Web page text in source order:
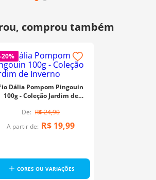
-20%
Dália Pompom Pingouin
100g - Coleção Jardim de
R$24,90
A partir de: R$ 19,99
CORES OU VARIAÇÕES